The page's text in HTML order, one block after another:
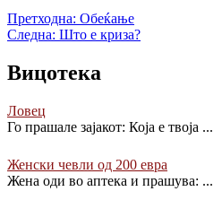
Претходна: Обеќање
Следна: Што е криза?
Вицотека
Ловец
Го прашале зајакот: Која е твоја ...
Женски чевли од 200 евра
Жена оди во аптека и прашува: ...